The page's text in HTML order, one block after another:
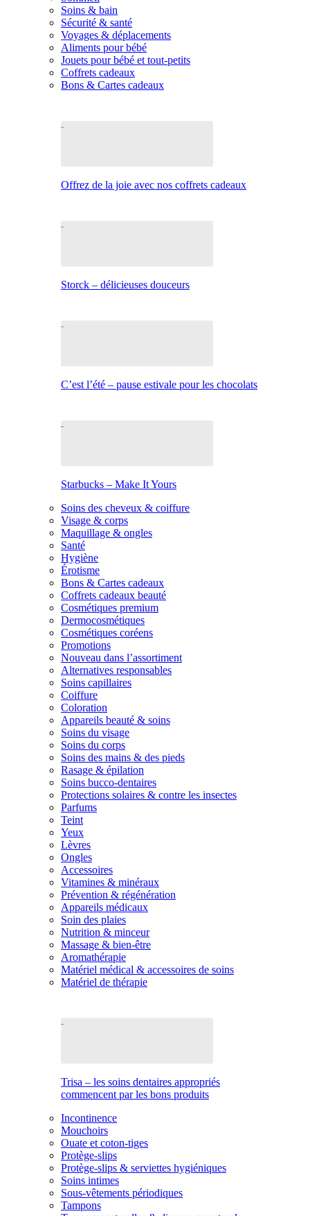
Soins & bain
Sécurité & santé
Voyages & déplacements
Aliments pour bébé
Jouets pour bébé et tout-petits
Coffrets cadeaux
Bons & Cartes cadeaux
Offrez de la joie avec nos coffrets cadeaux
Storck – délicieuses douceurs
C’est l’été – pause estivale pour les chocolats
Starbucks – Make It Yours
Soins des cheveux & coiffure
Visage & corps
Maquillage & ongles
Santé
Hygiène
Érotisme
Bons & Cartes cadeaux
Coffrets cadeaux beauté
Cosmétiques premium
Dermocosmétiques
Cosmétiques coréens
Promotions
Nouveau dans l’assortiment
Alternatives responsables
Soins capillaires
Coiffure
Coloration
Appareils beauté & soins
Soins du visage
Soins du corps
Soins des mains & des pieds
Rasage & épilation
Soins bucco-dentaires
Protections solaires & contre les insectes
Parfums
Teint
Yeux
Lèvres
Ongles
Accessoires
Vitamines & minéraux
Prévention & régénération
Appareils médicaux
Soin des plaies
Nutrition & minceur
Massage & bien-être
Aromathérapie
Matériel médical & accessoires de soins
Matériel de thérapie
Trisa – les soins dentaires appropriés
commencent par les bons produits
Incontinence
Mouchoirs
Ouate et coton-tiges
Protège-slips
Protège-slips & serviettes hygiéniques
Soins intimes
Sous-vêtements périodiques
Tampons